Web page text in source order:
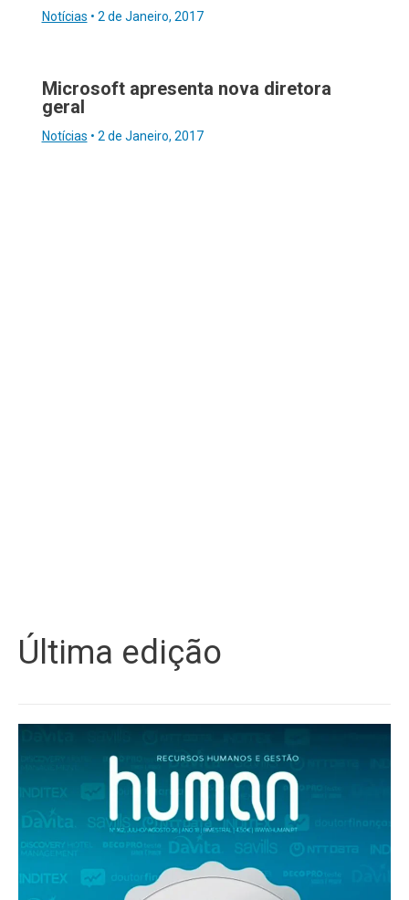
Notícias • 2 de Janeiro, 2017
Microsoft apresenta nova diretora
geral
Notícias • 2 de Janeiro, 2017
Última edição